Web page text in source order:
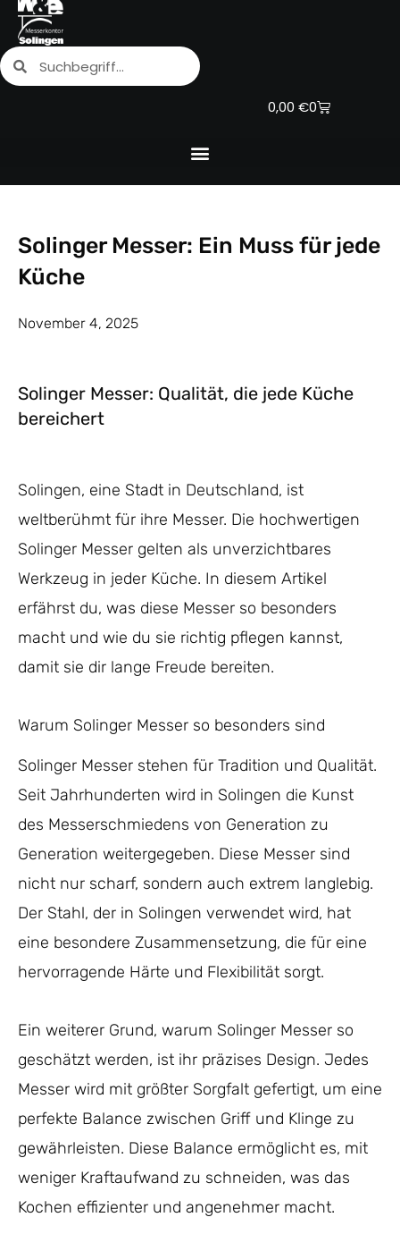
Zum
Inhalt
springen
SucheSuche
0,00 €0
Warenkorb
Solinger Messer: Ein Muss für jede
Küche
November 4, 2025
Solinger Messer: Qualität, die jede Küche
bereichert
Solingen, eine Stadt in Deutschland, ist
weltberühmt für ihre Messer. Die hochwertigen
Solinger Messer gelten als unverzichtbares
Werkzeug in jeder Küche. In diesem Artikel
erfährst du, was diese Messer so besonders
macht und wie du sie richtig pflegen kannst,
damit sie dir lange Freude bereiten.
Warum Solinger Messer so besonders sind
Solinger Messer stehen für Tradition und Qualität.
Seit Jahrhunderten wird in Solingen die Kunst
des Messerschmiedens von Generation zu
Generation weitergegeben. Diese Messer sind
nicht nur scharf, sondern auch extrem langlebig.
Der Stahl, der in Solingen verwendet wird, hat
eine besondere Zusammensetzung, die für eine
hervorragende Härte und Flexibilität sorgt.
Ein weiterer Grund, warum Solinger Messer so
geschätzt werden, ist ihr präzises Design. Jedes
Messer wird mit größter Sorgfalt gefertigt, um eine
perfekte Balance zwischen Griff und Klinge zu
gewährleisten. Diese Balance ermöglicht es, mit
weniger Kraftaufwand zu schneiden, was das
Kochen effizienter und angenehmer macht.